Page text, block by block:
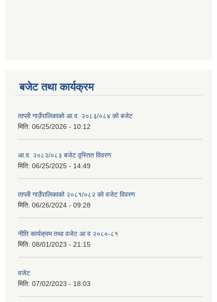
बजेट तथा कार्यक्रम
ताप्ली गाउँपालिकाको आ.व. २०८३/०८४ को बजेट
मिति: 06/25/2026 - 10:12
आ.व. २०८२/०८३ बजेट वृस्तित विवरण
मिति: 06/25/2025 - 14:49
ताप्ली गाउँपालिकाको २०८१/०८२ को वजेट विवरण
मिति: 06/26/2024 - 09:28
नीति कार्यक्रम तथा वजेट आ व २०८०-८१
मिति: 08/01/2023 - 21:15
वजेट
मिति: 07/02/2023 - 18:03